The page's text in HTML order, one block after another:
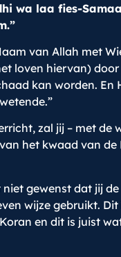
wa laa fies-
van Allah met
loven hiervan)
kan worden. En
zal jij – met de
het kwaad van de
gewenst dat jij
wijze gebruikt. Dit
en dit is juist